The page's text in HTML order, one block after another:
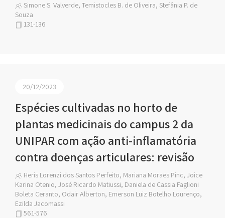
Simone S. Valverde, Temistocles B. de Oliveira, Stefânia P. de
Souza
131-136
20/12/2023
Espécies cultivadas no horto de
plantas medicinais do campus 2 da
UNIPAR com ação anti-inflamatória
contra doenças articulares: revisão
Heris Lorenzi dos Santos Perfeito, Mariana Moraes Pinc, Joice
Karina Otenio, José Ricardo Matiussi, Daniela de Cassia Faglioni
Boleta Ceranto, Odair Alberton, Emerson Luiz Botelho Lourenço,
Ezilda Jacomassi
561-576